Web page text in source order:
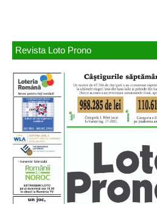
Revista Loto Prono